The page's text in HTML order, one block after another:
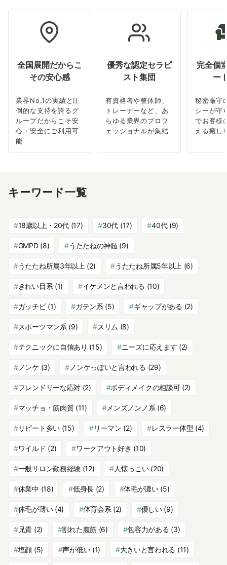
全国展開だからこ
その安心感
業界No.1の実績と圧
倒的な支持を誇るグ
ループだからこそ安
心・安全にご利用可
能
優秀な認定セラピ
スト集団
有資格者や整体師、
トレーナーなど、あ
らゆる業界のプロフ
ェッショナルが集結
完全個
ー
秘密厳守
シーが守
でお客様
える癒し
キーワード一覧
18歳以上・20代 (17) 30代 (17) 40代(9)
GMPD(8) うたたねの神髄 (9)
うたたね所属3年以上 (2) うたたね所属5年以上 (6)
きれい目系 (1) イケメンと言われる (10)
ガッチビ(1) ガテン系 (5) ギャップがある (2)
スポーツマン系 (9) スリム (8)
テクニックに自信あり (15) ニーズに応えます (2)
ノンケ (3) ノンケっぽいと言われる (29)
フレンドリーな応対 (2) ボディメイクの相談可(2)
マッチョ・筋肉質(11) メンズノンノ系 (6)
リピート多い(15) リーマン (2) レスラー体型 (4)
ワイルド (2) ワークアウト好き (10)
一般サロン勤務経験 (12) 人懐っこい(20)
休業中 (18) 低身長(2) 体毛が濃い(5)
体毛が薄い(4) 体育会系 (2) 優しい(9)
兄貴 (2) 割れた腹筋(6) 包容力がある (3)
塩顔 (5) 声が低い(1) 大きいと言われる (11)